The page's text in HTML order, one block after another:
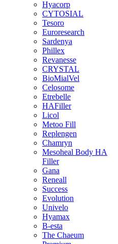
Hyacorp
CYTOSIAL
Tesoro
Euroresearch
Sardenya
Phillex
Revanesse
CRYSTAL
BioMialVel
Celosome
Etrebelle
HAFiller
Licol
Metoo Fill
Replengen
Chamryn
Mesoheal Body HA
Filler
Gana
Reneall
Success
Evolution
Univelo
Hyamax
B-esta
The Chaeum